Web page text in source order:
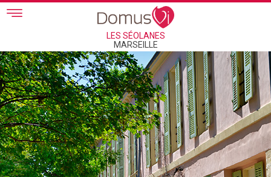
Skip to main content
LES SÉOLANES
MARSEILLE